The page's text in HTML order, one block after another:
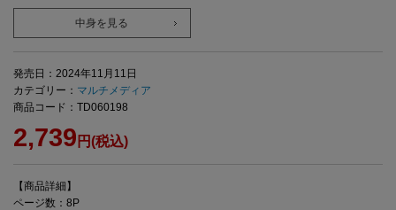
中身を見る
発売日：2024年11月11日
カテゴリー： マルチメディア
商品コード：TD060198
2,739 円(税込)
【商品詳細】
ページ数：8P